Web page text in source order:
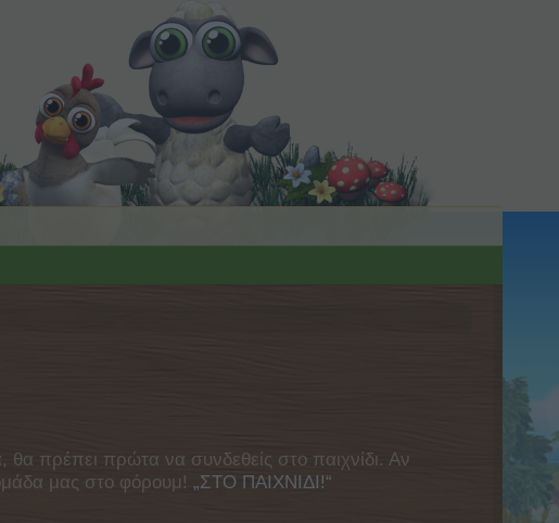
θα πρέπει πρώτα να συνδεθείς στο παιχνίδι. Αν
μας στο φόρουμ! „ΣΤΟ ΠΑΙΧΝΙΔΙ!“